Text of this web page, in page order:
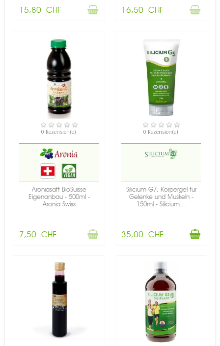
15,80 CHF 16,50 CHF
NICHT AUF LAGER
0 Rezension(e)
Aroniasaft BioSuisse
Eigenanbau - 500ml -
Aronia Swiss
7,50 CHF
VERFÜGBAR
0 Rezension(e)
Silicium G7, Körpergel für
Gelenke und Muskeln -
150ml - Silicium...
35,00 CHF